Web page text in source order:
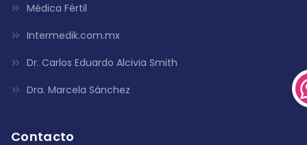
Médica Fértil
Intermedik.com.mx
Dr. Carlos Eduardo Alcivia Smith
Dra. Marcela Sánchez
Contacto